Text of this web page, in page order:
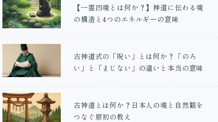
【一霊四魂とは何か？】神道に伝わる魂
の構造と4つのエネルギーの意味
古神道式の「呪い」とは何か？「のろ
い」と「まじない」の違いと本当の意味
古神道とは何か？日本人の魂と自然観を
つなぐ原初の教え